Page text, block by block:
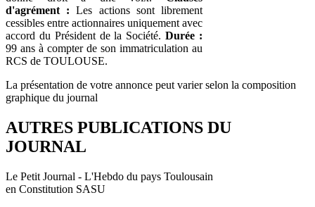
d'agrément : Les actions sont librement
cessibles entre actionnaires uniquement avec
accord du Président de la Société.Durée :
99 ans à compter de son immatriculation au
RCS de TOULOUSE.
La présentation de votre annonce peut varier selon la composition
graphique du journal
AUTRES PUBLICATIONS DU
JOURNAL
Le Petit Journal - L'Hebdo du pays Toulousain
en Constitution SASU